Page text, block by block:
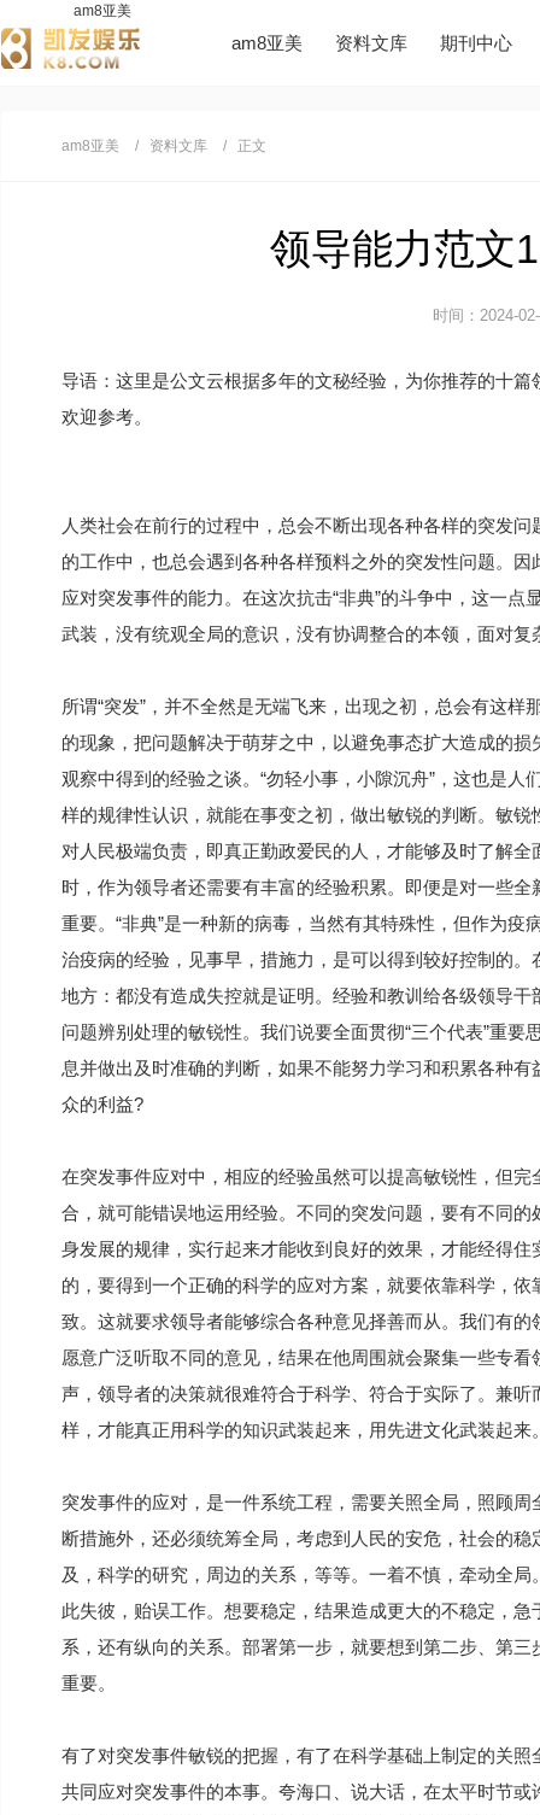
am8亚美
am8亚美 资料文库 期刊中心
am8亚美 资料文库 正文
领导能力范文
时间：2024-
导语：这里是公文云根据多年的文秘经验，为你推荐的十
欢迎参考。
人类社会在前行的过程中，总会不断出现各种各样的突发
的工作中，也总会遇到各种各样预料之外的突发性问题。
应对突发事件的能力。在这次抗击“非典”的斗争中，这一
武装，没有统观全局的意识，没有协调整合的本领，面对
所谓“突发”，并不全然是无端飞来，出现之初，总会有这
的现象，把问题解决于萌芽之中，以避免事态扩大造成的
观察中得到的经验之谈。“勿轻小事，小隙沉舟”，这也是
样的规律性认识，就能在事变之初，做出敏锐的判断。敏
对人民极端负责，即真正勤政爱民的人，才能够及时了解
时，作为领导者还需要有丰富的经验积累。即便是对一些
重要。“非典”是一种新的病毒，当然有其特殊性，但作为
治疫病的经验，见事早，措施力，是可以得到较好控制的
地方：都没有造成失控就是证明。经验和教训给各级领导
问题辨别处理的敏锐性。我们说要全面贯彻“三个代表”重
息并做出及时准确的判断，如果不能努力学习和积累各种
众的利益?
在突发事件应对中，相应的经验虽然可以提高敏锐性，但
合，就可能错误地运用经验。不同的突发问题，要有不同
身发展的规律，实行起来才能收到良好的效果，才能经得
的，要得到一个正确的科学的应对方案，就要依靠科学，
致。这就要求领导者能够综合各种意见择善而从。我们有
愿意广泛听取不同的意见，结果在他周围就会聚集一些专
声，领导者的决策就很难符合于科学、符合于实际了。兼
样，才能真正用科学的知识武装起来，用先进文化武装起来
突发事件的应对，是一件系统工程，需要关照全局，照顾
断措施外，还必须统筹全局，考虑到人民的安危，社会的
及，科学的研究，周边的关系，等等。一着不慎，牵动全
此失彼，贻误工作。想要稳定，结果造成更大的不稳定，
系，还有纵向的关系。部署第一步，就要想到第二步、第
重要。
有了对突发事件敏锐的把握，有了在科学基础上制定的关
共同应对突发事件的本事。夸海口、说大话，在太平时节